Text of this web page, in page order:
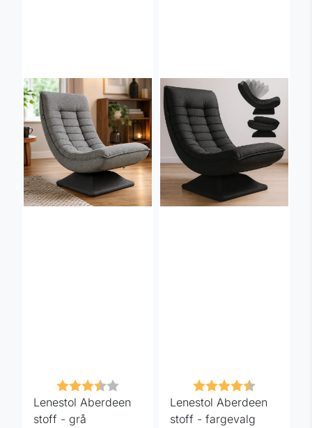
Karakter:
3.7 av 5 mulige
Lenestol Aberdeen
stoff - grå
Karakter:
Lenestol Aberdeen
stoff - fargevalg